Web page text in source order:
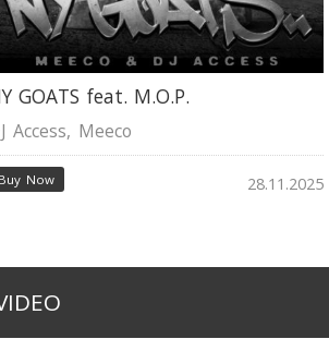
GOATS feat. M.O.P.
Access, Meeco
Now 28.11.2025